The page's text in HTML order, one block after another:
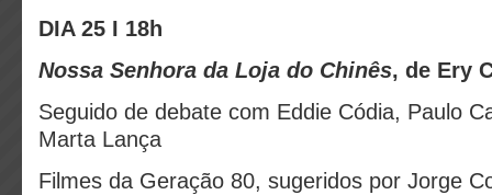
DIA 25 I 18h
Nossa Senhora da Loja do Chinês, de Ery
Seguido de debate com Eddie Códia, Paulo
Marta Lança
Filmes da Geração 80, sugeridos por Jorge